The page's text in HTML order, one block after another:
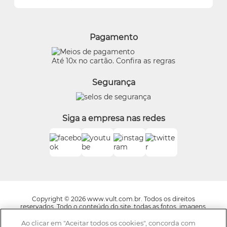
Preferências de Cookies
Termos de Uso
Trocas e Devoluções
Quem Disse, Berenice?
Beleza na Web
Boticário Internacional
Pagamento
Até 10x no cartão. Confira as regras
Segurança
Siga a empresa nas redes
Copyright © 2026 www.vult.com.br. Todos os direitos
reservados. Todo o conteúdo do site, todas as fotos, imagens,
layout, trade dress, aqui veiculados são de propriedade exclusiva
Ao clicar em "Aceitar todos os cookies", concorda com